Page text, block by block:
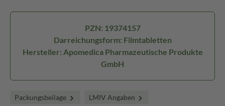
PZN: 19374157
Darreichungsform: Filmtabletten
Hersteller: Apomedica Pharmazeutische Produkte
GmbH
Packungsbeilage LMIV Angaben